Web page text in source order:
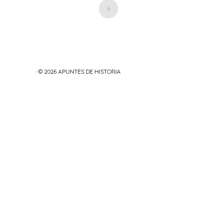
+
· © 2026 APUNTES DE HISTORIA